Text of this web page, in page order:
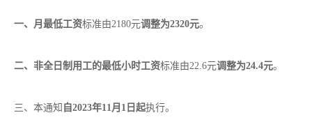
一、月最低工资标准由2180元调整为2320元。
二、非全日制用工的最低小时工资标准由22.6元调整为24.4元。
三、本通知 自2023年11月1日起执行。